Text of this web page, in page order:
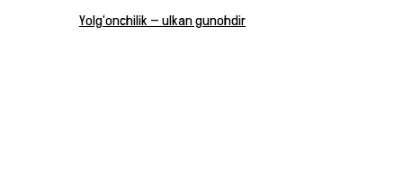
Yolg‘onchilik — ulkan gunohdir